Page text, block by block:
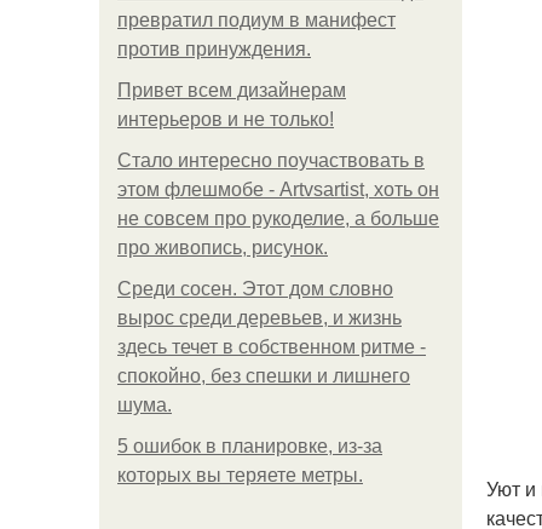
превратил подиум в манифест
против принуждения.
Привет всем дизайнерам
интерьеров и не только!
Стало интересно поучаствовать в
этом флешмобе - Artvsartist, хоть он
не совсем про рукоделие, а больше
про живопись, рисунок.
Среди сосен. Этот дом словно
вырос среди деревьев, и жизнь
здесь течет в собственном ритме -
спокойно, без спешки и лишнего
шума.
5 ошибок в планировке, из-за
которых вы теряете метры.
Уют и